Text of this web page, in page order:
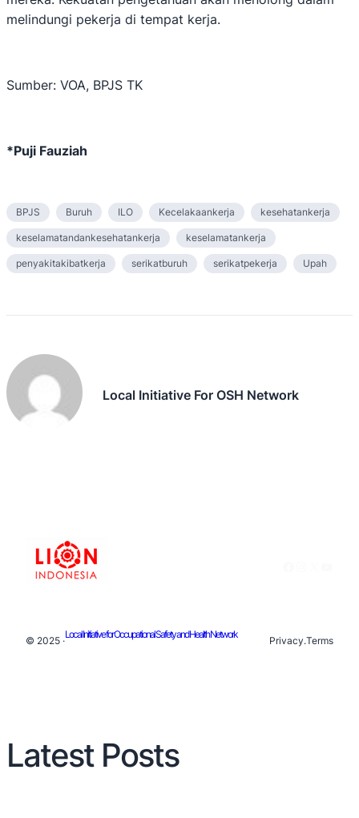
melindungi pekerja di tempat kerja.
Sumber: VOA, BPJS TK
*Puji Fauziah
BPJS Buruh ILO Kecelakaankerja kesehatankerja
keselamatandankesehatankerja keselamatankerja
penyakitakibatkerja serikatburuh serikatpekerja Upah
Local Initiative For OSH Network
© 2025 ·
Local Initiative for Occupational Safety and Health Network
Privacy.Terms
Latest Posts